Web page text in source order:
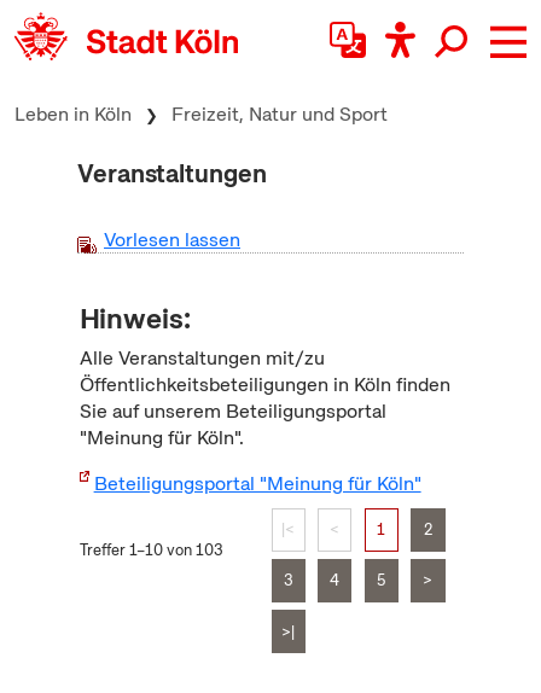
zum Inhalt springen
Leben in Köln Freizeit, Natur und Sport
Veranstaltungen
Vorlesen lassen
Hinweis:
Alle Veranstaltungen mit/zu
Öffentlichkeitsbeteiligungen in Köln finden
Sie auf unserem Beteiligungsportal
"Meinung für Köln".
Beteiligungsportal "Meinung für Köln"
Treffer 1–10 von 103
|< < 1 2
3 4 5 >
>|